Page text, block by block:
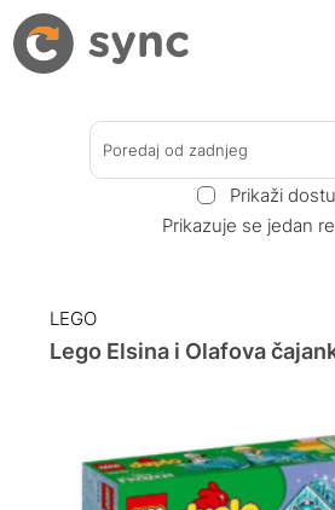
Poredaj od zadnjeg
Prikaži
Prikazuje se jedan
LEGO
Lego Elsina i Olafova